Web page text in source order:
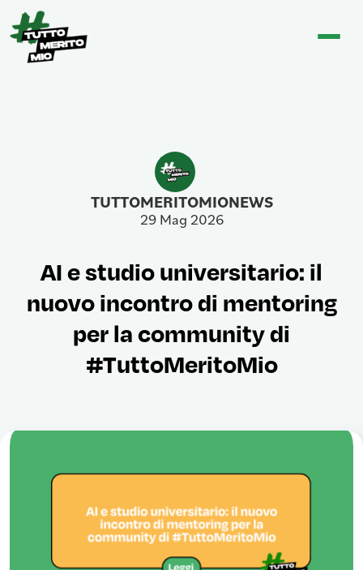
TUTTOMERITOMIONEWS
29 Mag 2026
AI e studio universitario: il
nuovo incontro di mentoring
per la community di
#TuttoMeritoMio